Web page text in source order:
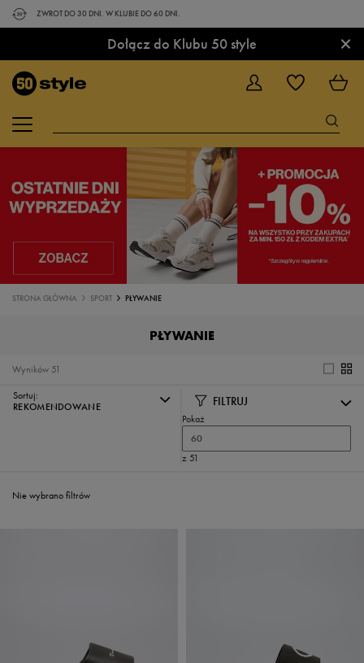
ZWROT DO 30 DNI. W KLUBIE DO 60 DNI.
Dołącz do Klubu 50 style ×
STRONA GŁÓWNA SPORT PŁYWANIE
PŁYWANIE
51
Wyników
Sortuj:
REKOMENDOWANE
FILTRUJ
Pokaż
60
z 51
Nie wybrano filtrów